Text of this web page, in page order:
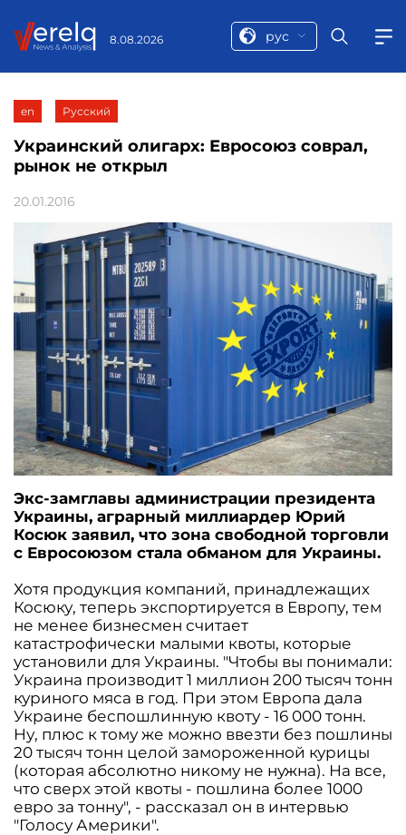
8.08.2026 рус
en Русский
Украинский олигарх: Евросоюз соврал,
рынок не открыл
20.01.2016
Экс-замглавы администрации президента
Украины, аграрный миллиардер Юрий
Косюк заявил, что зона свободной торговли
с Евросоюзом стала обманом для Украины.
Хотя продукция компаний, принадлежащих
Косюку, теперь экспортируется в Европу, тем
не менее бизнесмен считает
катастрофически малыми квоты, которые
установили для Украины. "Чтобы вы понимали:
Украина производит 1 миллион 200 тысяч тонн
куриного мяса в год. При этом Европа дала
Украине беспошлинную квоту - 16 000 тонн.
Ну, плюс к тому же можно ввезти без пошлины
20 тысяч тонн целой замороженной курицы
(которая абсолютно никому не нужна). На все,
что сверх этой квоты - пошлина более 1000
евро за тонну", - рассказал он в интервью
"Голосу Америки".